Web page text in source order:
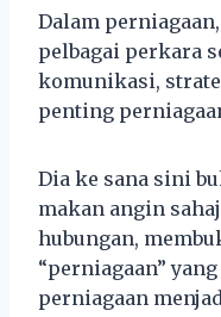
Dalam
pelbagai perkara
komunikasi,
penting
Dia ke sana sini
makan angin
hubungan,
“perniagaan”
perniagaan